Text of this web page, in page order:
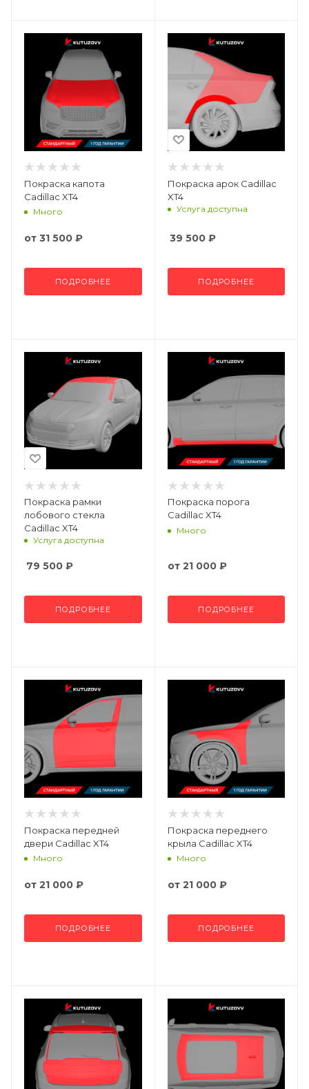
Покраска капота
Cadillac XT4
Много
от 31 500 ₽
ПОДРОБНЕЕ
Покраска арок Cadillac
XT4
Услуга доступна
39 500₽
ПОДРОБНЕЕ
Покраска рамки
лобового стекла
Cadillac XT4
Услуга доступна
79 500 ₽
ПОДРОБНЕЕ
Покраска порога
Cadillac XT4
Много
от 21 000 ₽
ПОДРОБНЕЕ
Покраска передней
двери Cadillac XT4
Много
от 21 000 ₽
ПОДРОБНЕЕ
Покраска переднего
крыла Cadillac XT4
Много
от 21 000 ₽
ПОДРОБНЕЕ